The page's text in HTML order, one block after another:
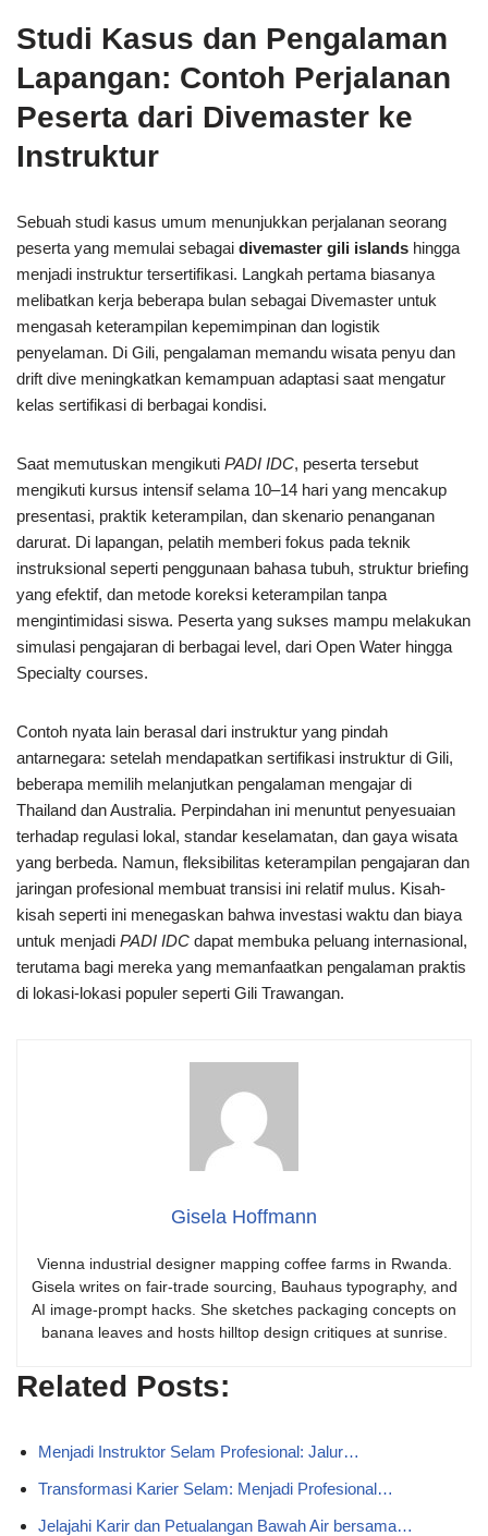
Studi Kasus dan Pengalaman
Lapangan: Contoh Perjalanan
Peserta dari Divemaster ke
Instruktur
Sebuah studi kasus umum menunjukkan perjalanan seorang
peserta yang memulai sebagai divemaster gili islands hingga
menjadi instruktur tersertifikasi. Langkah pertama biasanya
melibatkan kerja beberapa bulan sebagai Divemaster untuk
mengasah keterampilan kepemimpinan dan logistik
penyelaman. Di Gili, pengalaman memandu wisata penyu dan
drift dive meningkatkan kemampuan adaptasi saat mengatur
kelas sertifikasi di berbagai kondisi.
Saat memutuskan mengikuti PADI IDC, peserta tersebut
mengikuti kursus intensif selama 10–14 hari yang mencakup
presentasi, praktik keterampilan, dan skenario penanganan
darurat. Di lapangan, pelatih memberi fokus pada teknik
instruksional seperti penggunaan bahasa tubuh, struktur briefing
yang efektif, dan metode koreksi keterampilan tanpa
mengintimidasi siswa. Peserta yang sukses mampu melakukan
simulasi pengajaran di berbagai level, dari Open Water hingga
Specialty courses.
Contoh nyata lain berasal dari instruktur yang pindah
antarnegara: setelah mendapatkan sertifikasi instruktur di Gili,
beberapa memilih melanjutkan pengalaman mengajar di
Thailand dan Australia. Perpindahan ini menuntut penyesuaian
terhadap regulasi lokal, standar keselamatan, dan gaya wisata
yang berbeda. Namun, fleksibilitas keterampilan pengajaran dan
jaringan profesional membuat transisi ini relatif mulus. Kisah-
kisah seperti ini menegaskan bahwa investasi waktu dan biaya
untuk menjadi PADI IDC dapat membuka peluang internasional,
terutama bagi mereka yang memanfaatkan pengalaman praktis
di lokasi-lokasi populer seperti Gili Trawangan.
Gisela Hoffmann
Vienna industrial designer mapping coffee farms in Rwanda.
Gisela writes on fair-trade sourcing, Bauhaus typography, and
AI image-prompt hacks. She sketches packaging concepts on
banana leaves and hosts hilltop design critiques at sunrise.
Related Posts:
Menjadi Instruktor Selam Profesional: Jalur…
Transformasi Karier Selam: Menjadi Profesional…
Jelajahi Karir dan Petualangan Bawah Air bersama…